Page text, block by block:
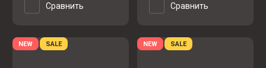
Сравнить Сравнить
NEW SALE NEW SALE